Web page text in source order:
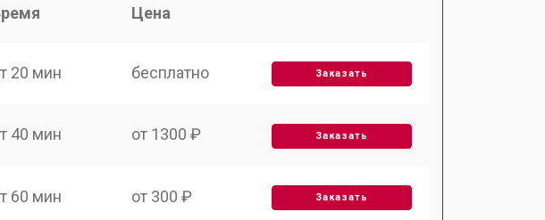
Цена
20 мин бесплатно Заказать
40 мин от 1300 ₽ Заказать
60 мин от 300 ₽ Заказать